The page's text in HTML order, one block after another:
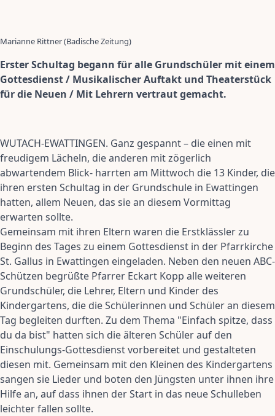
Marianne Rittner (Badische Zeitung)
Erster Schultag begann für alle Grundschüler mit einem
Gottesdienst / Musikalischer Auftakt und Theaterstück
für die Neuen / Mit Lehrern vertraut gemacht.
WUTACH-EWATTINGEN. Ganz gespannt – die einen mit
freudigem Lächeln, die anderen mit zögerlich
abwartendem Blick- harrten am Mittwoch die 13 Kinder, die
ihren ersten Schultag in der Grundschule in Ewattingen
hatten, allem Neuen, das sie an diesem Vormittag
erwarten sollte.
Gemeinsam mit ihren Eltern waren die Erstklässler zu
Beginn des Tages zu einem Gottesdienst in der Pfarrkirche
St. Gallus in Ewattingen eingeladen. Neben den neuen ABC-
Schützen begrüßte Pfarrer Eckart Kopp alle weiteren
Grundschüler, die Lehrer, Eltern und Kinder des
Kindergartens, die die Schülerinnen und Schüler an diesem
Tag begleiten durften. Zu dem Thema "Einfach spitze, dass
du da bist" hatten sich die älteren Schüler auf den
Einschulungs-Gottesdienst vorbereitet und gestalteten
diesen mit. Gemeinsam mit den Kleinen des Kindergartens
sangen sie Lieder und boten den Jüngsten unter ihnen ihre
Hilfe an, auf dass ihnen der Start in das neue Schulleben
leichter fallen sollte.